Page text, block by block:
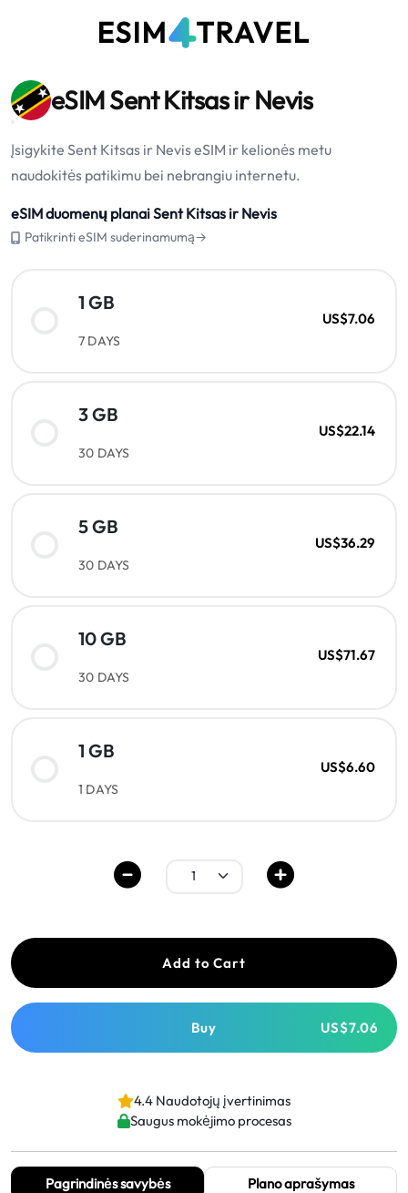
eSIM Sent Kitsas ir Nevis
Įsigykite Sent Kitsas ir Nevis eSIM ir kelionės metu
naudokitės patikimu bei nebrangiu internetu.
eSIM duomenų planai Sent Kitsas ir Nevis
Patikrinti eSIM suderinamumą→
1 GB
7 DAYS
US$7.06
3 GB
30 DAYS
US$22.14
5 GB
30 DAYS
US$36.29
10 GB
30 DAYS
US$71.67
1 GB
1 DAYS
US$6.60
Add to Cart
Buy US$7.06
4.4 Naudotojų įvertinimas
Saugus mokėjimo procesas
Pagrindinės savybės
Plano aprašymas